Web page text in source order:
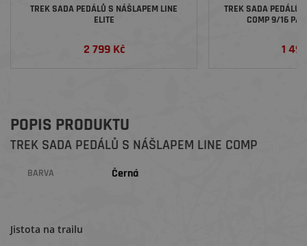
TREK SADA PEDÁLŮ S NÁŠLAPEM LINE
ELITE
2 799 Kč
TREK SADA PEDÁLŮ
COMP 9/16
1
POPIS PRODUKTU
TREK SADA PEDÁLŮ S NÁŠLAPEM LINE COMP
BARVA Černá
Jistota na trailu